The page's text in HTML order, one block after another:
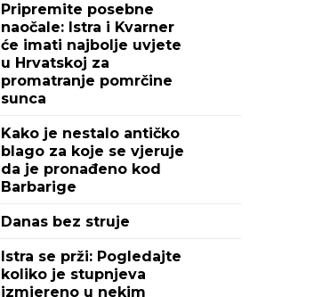
Pripremite posebne
naočale: Istra i Kvarner
će imati najbolje uvjete
u Hrvatskoj za
promatranje pomrčine
sunca
Kako je nestalo antičko
blago za koje se vjeruje
da je pronađeno kod
Barbarige
Danas bez struje
Istra se prži: Pogledajte
koliko je stupnjeva
izmjereno u nekim